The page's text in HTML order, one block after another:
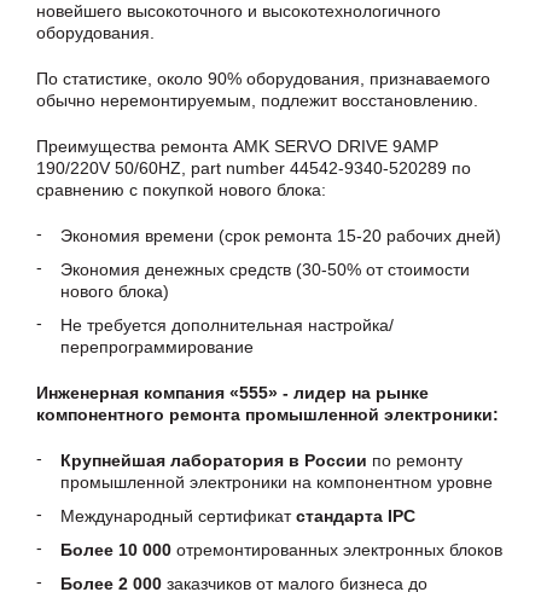
новейшего высокоточного и высокотехнологичного
оборудования.
По статистике, около 90% оборудования, признаваемого
обычно неремонтируемым, подлежит восстановлению.
Преимущества ремонта AMK SERVO DRIVE 9AMP
190/220V 50/60HZ, part number 44542-9340-520289 по
сравнению с покупкой нового блока:
Экономия времени (срок ремонта 15-20 рабочих дней)
Экономия денежных средств (30-50% от стоимости
нового блока)
Не требуется дополнительная настройка/
перепрограммирование
Инженерная компания «555» - лидер на рынке
компонентного ремонта промышленной электроники:
Крупнейшая лаборатория в России по ремонту
промышленной электроники на компонентном уровне
Международный сертификатстандарта IPC
Более 10 000 отремонтированных электронных блоков
Более 2 000 заказчиков от малого бизнеса до